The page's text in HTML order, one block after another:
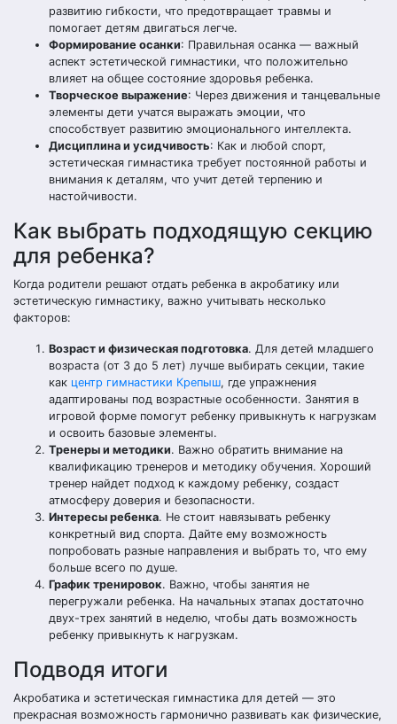
развитию гибкости, что предотвращает травмы и
помогает детям двигаться легче.
Формирование осанки: Правильная осанка — важный
аспект эстетической гимнастики, что положительно
влияет на общее состояние здоровья ребенка.
Творческое выражение: Через движения и танцевальные
элементы дети учатся выражать эмоции, что
способствует развитию эмоционального интеллекта.
Дисциплина и усидчивость: Как и любой спорт,
эстетическая гимнастика требует постоянной работы и
внимания к деталям, что учит детей терпению и
настойчивости.
Как выбрать подходящую секцию
для ребенка?
Когда родители решают отдать ребенка в акробатику или
эстетическую гимнастику, важно учитывать несколько
факторов:
Возраст и физическая подготовка. Для детей младшего
возраста (от 3 до 5 лет) лучше выбирать секции, такие
как центр гимнастики Крепыш, где упражнения
адаптированы под возрастные особенности. Занятия в
игровой форме помогут ребенку привыкнуть к нагрузкам
и освоить базовые элементы.
Тренеры и методики. Важно обратить внимание на
квалификацию тренеров и методику обучения. Хороший
тренер найдет подход к каждому ребенку, создаст
атмосферу доверия и безопасности.
Интересы ребенка. Не стоит навязывать ребенку
конкретный вид спорта. Дайте ему возможность
попробовать разные направления и выбрать то, что ему
больше всего по душе.
График тренировок. Важно, чтобы занятия не
перегружали ребенка. На начальных этапах достаточно
двух-трех занятий в неделю, чтобы дать возможность
ребенку привыкнуть к нагрузкам.
Подводя итоги
Акробатика и эстетическая гимнастика для детей — это
прекрасная возможность гармонично развивать как физические,